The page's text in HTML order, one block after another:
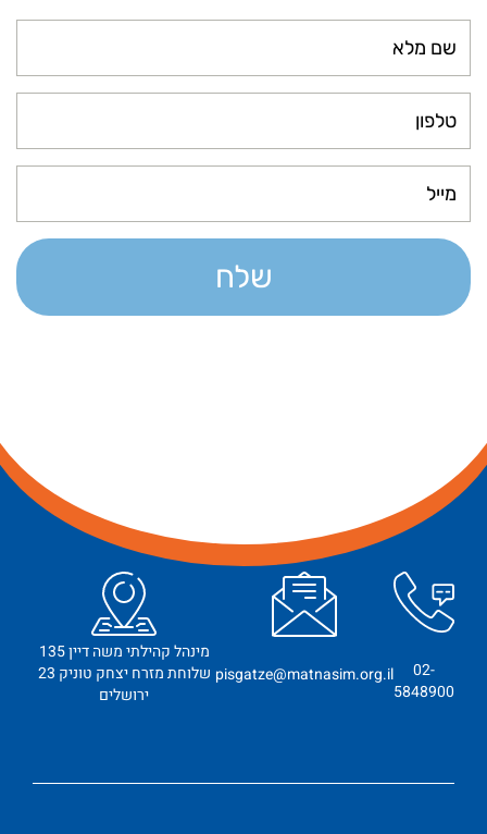
שלח
02-
5848900
pisgatze@matnasim.org.il
מינהל קהילתי משה דיין 135
שלוחת מזרח יצחק טוניק 23
ירושלים